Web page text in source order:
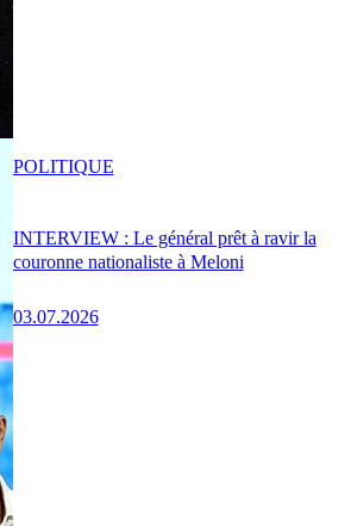
INTERVIEW : Le général prêt à ravir la
couronne nationaliste à Meloni
03.07.2026
POLITIQUE